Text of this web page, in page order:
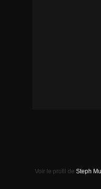
Voir le profil de Steph